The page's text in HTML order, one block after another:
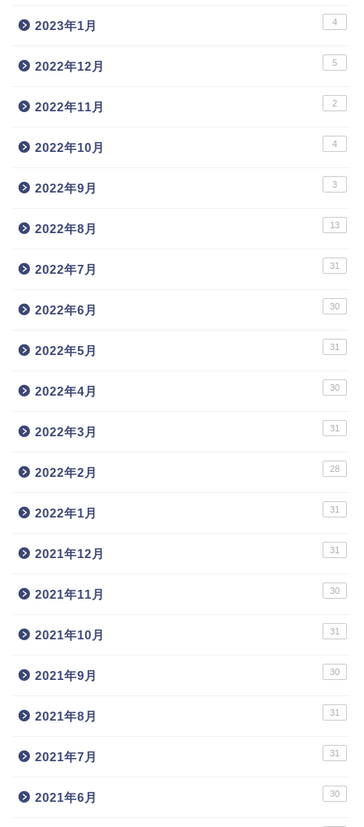
2023年1月 4
2022年12月 5
2022年11月 2
2022年10月 4
2022年9月 3
2022年8月 13
2022年7月 31
2022年6月 30
2022年5月 31
2022年4月 30
2022年3月 31
2022年2月 28
2022年1月 31
2021年12月 31
2021年11月 30
2021年10月 31
2021年9月 30
2021年8月 31
2021年7月 31
2021年6月 30